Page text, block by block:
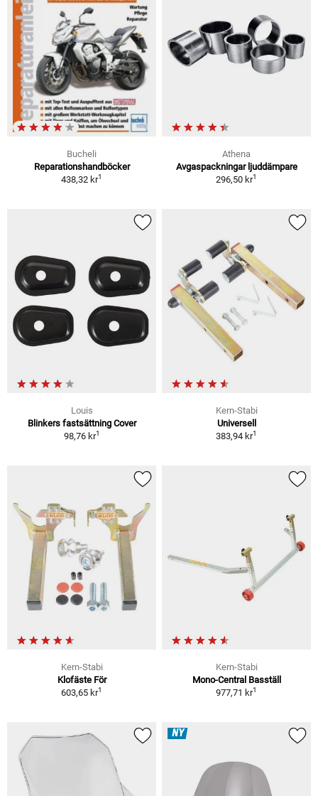
Bucheli
Reparationshandböcker
438,32 kr1
Athena
Avgaspackningar ljuddämpare
296,50 kr1
Louis
Blinkers fastsättning Cover
98,76 kr1
Kern-Stabi
Universell
383,94 kr1
Kern-Stabi
Klofäste För
603,65 kr1
Kern-Stabi
Mono-Central Basställ
977,71 kr1
NY